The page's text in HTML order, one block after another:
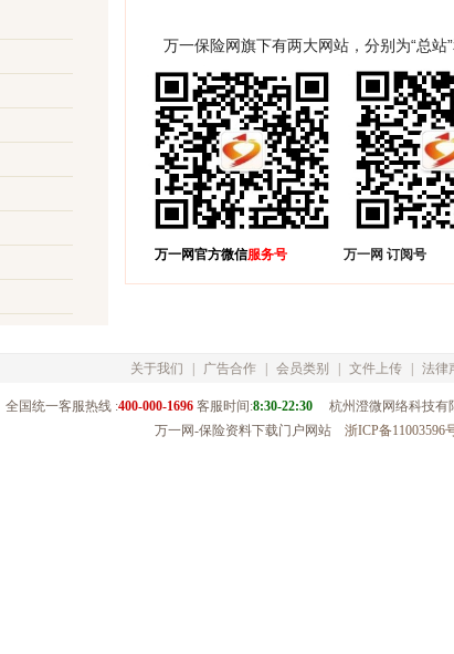
万一保险网旗下有两大网站，分别为“总站”
万一网官方微信服务号 万一网
关于我们 广告合作 会员类别 文件上传 法律
全国统一客服热线 :400-000-1696客服时间:8:30-22:30杭州澄微网络科技有
万一网-保险资料下载门户网站 浙ICP备11003596